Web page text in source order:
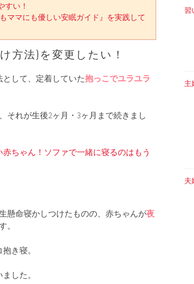
すい！
マにも優しい安眠ガイド』を実践して
方法)を変更したい！
して、定着していた抱っこでユラユラ
それが生後2ヶ月・3ヶ月まで続きまし
ちゃん！ソファで一緒に寝るのはもう
懸命寝かしつけたものの、赤ちゃんが夜
。
き寝。
した。
習
主
夫